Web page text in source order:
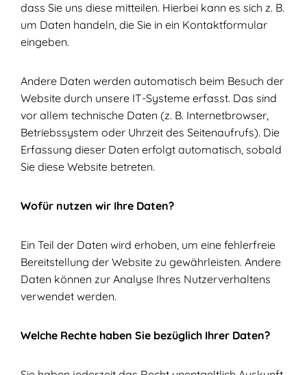
dass Sie uns diese mitteilen. Hierbei kann es sich z. B.
um Daten handeln, die Sie in ein Kontaktformular
eingeben.
Andere Daten werden automatisch beim Besuch der
Website durch unsere IT-Systeme erfasst. Das sind
vor allem technische Daten (z. B. Internetbrowser,
Betriebssystem oder Uhrzeit des Seitenaufrufs). Die
Erfassung dieser Daten erfolgt automatisch, sobald
Sie diese Website betreten.
Wofür nutzen wir Ihre Daten?
Ein Teil der Daten wird erhoben, um eine fehlerfreie
Bereitstellung der Website zu gewährleisten. Andere
Daten können zur Analyse Ihres Nutzerverhaltens
verwendet werden.
Welche Rechte haben Sie bezüglich Ihrer Daten?